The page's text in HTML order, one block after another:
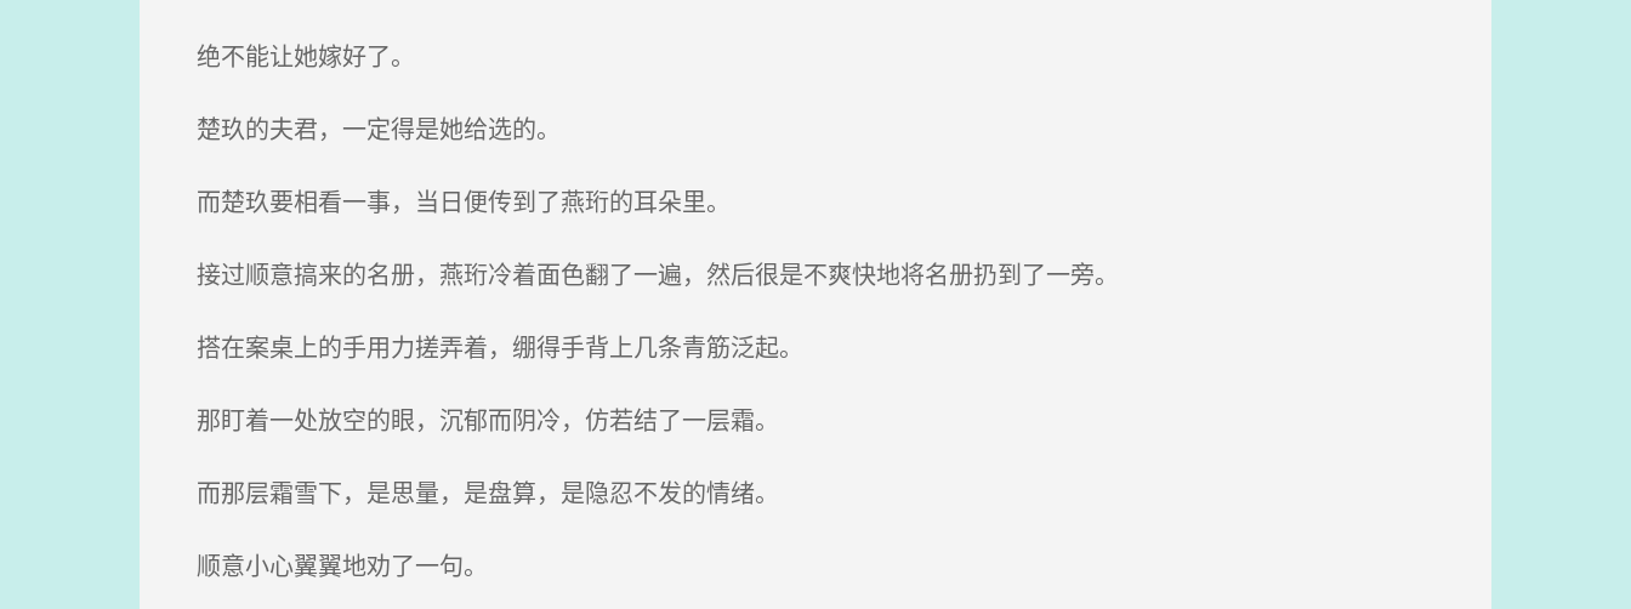
绝不能让她嫁好了。
楚玖的夫君，一定得是她给选的。
而楚玖要相看一事，当日便传到了燕珩的耳朵里。
接过顺意搞来的名册，燕珩冷着面色翻了一遍，然后很是不爽快地将名册扔到了一旁。
搭在案桌上的手用力搓弄着，绷得手背上几条青筋泛起。
那盯着一处放空的眼，沉郁而阴冷，仿若结了一层霜。
而那层霜雪下，是思量，是盘算，是隐忍不发的情绪。
顺意小心翼翼地劝了一句。